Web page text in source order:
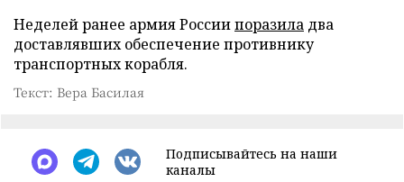
Неделей ранее армия Россиипоразила два
доставлявших обеспечение противнику
транспортных корабля.
Текст: Вера Басилая
Подписывайтесь на наши
каналы